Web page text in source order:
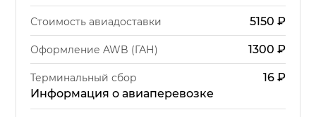
Стоимость авиадоставки 5150 ₽
Оформление AWB (ГАН) 1300 ₽
Терминальный сбор 16₽
Информация о авиаперевозке